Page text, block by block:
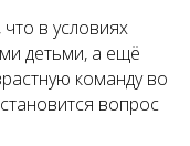
в условиях
детьми, а ещё
команду во
вопрос